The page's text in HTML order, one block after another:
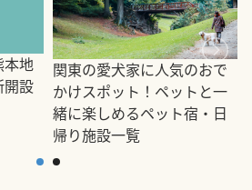
本地
開設
関東の愛犬家に人気のおで
かけスポット！ペットと一
緒に楽しめるペット宿・日
帰り施設一覧